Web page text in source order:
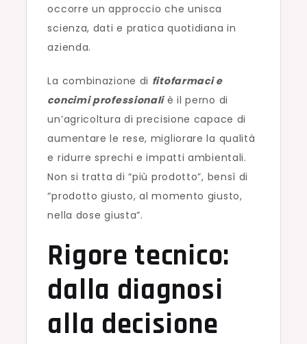
occorre un approccio che unisca
scienza, dati e pratica quotidiana in
azienda.
La combinazione di fitofarmaci e
concimi professionaliè il perno di
un’agricoltura di precisione capace di
aumentare le rese, migliorare la qualità
e ridurre sprechi e impatti ambientali.
Non si tratta di “più prodotto”, bensì di
“prodotto giusto, al momento giusto,
nella dose giusta”.
Rigore tecnico:
dalla diagnosi
alla decisione